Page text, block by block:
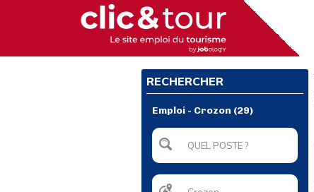
RECHERCHER
Emploi - Crozon (29)